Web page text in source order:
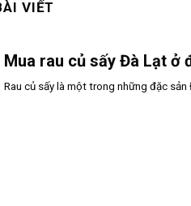
VIẾT
Mua rau củ sấy Đà Lạt ở
Rau củ sấy là một trong những đặc